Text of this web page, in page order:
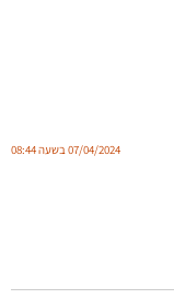
07/04/2024 בשעה 08:44